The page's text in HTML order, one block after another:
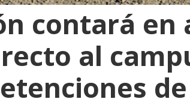
contará en
al